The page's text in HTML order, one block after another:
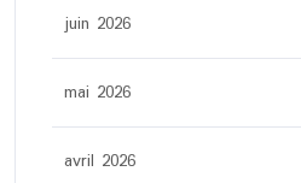
juin 2026
mai 2026
avril 2026